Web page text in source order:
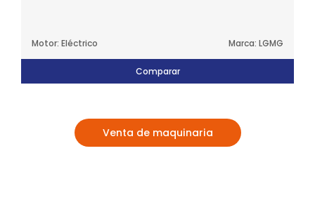
Motor: Eléctrico Marca: LGMG
Comparar
Venta de maquinaria